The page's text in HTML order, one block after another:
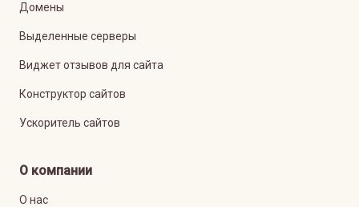
Домены
Выделенные серверы
Виджет отзывов для сайта
Конструктор сайтов
Ускоритель сайтов
О компании
О нас